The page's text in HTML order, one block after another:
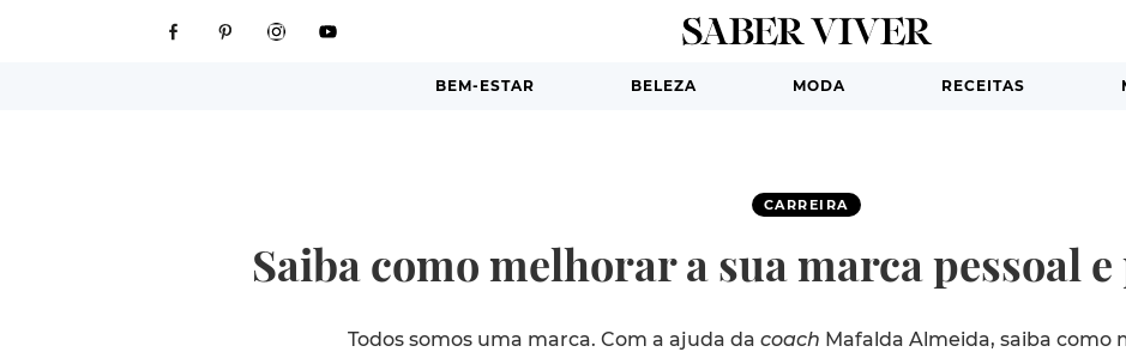
BEM-ESTAR BELEZA MODA RECEITAS
CARREIRA
Saiba como melhorar a sua marca pessoal
Todos somos uma marca. Com a ajuda da coach Mafalda Almeida, saiba como